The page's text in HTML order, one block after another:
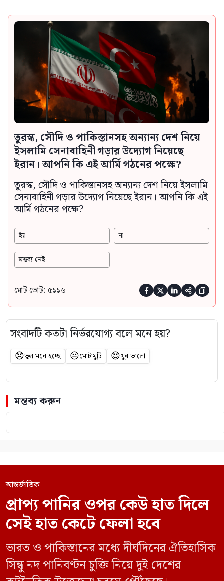
তুরস্ক, সৌদি ও পাকিস্তানসহ অন্যান্য দেশ নিয়ে
ইসলামি সেনাবাহিনী গড়ার উদ্যোগ নিয়েছে
ইরান। আপনি কি এই আর্মি গঠনের পক্ষে?
তুরস্ক, সৌদি ও পাকিস্তানসহ অন্যান্য দেশ নিয়ে ইসলামি
সেনাবাহিনী গড়ার উদ্যোগ নিয়েছে ইরান। আপনি কি এই
আর্মি গঠনের পক্ষে?
হ্যাঁ না
মন্তব্য নেই
মোট ভোট: ৫১১৬     
সংবাদটি কতটা নির্ভরযোগ্য বলে মনে হয়?
😞ভুল মনে হচ্ছে 😐মোটামুটি 😍খুব ভালো
মন্তব্য করুন
আন্তর্জাতিক
প্রাপ্য পানির ওপর কেউ হাত দিলে
সেই হাত কেটে ফেলা হবে
ভারত ও পাকিস্তানের মধ্যে দীর্ঘদিনের ঐতিহাসিক
সিন্ধু নদ পানিবণ্টন চুক্তি নিয়ে দুই দেশের